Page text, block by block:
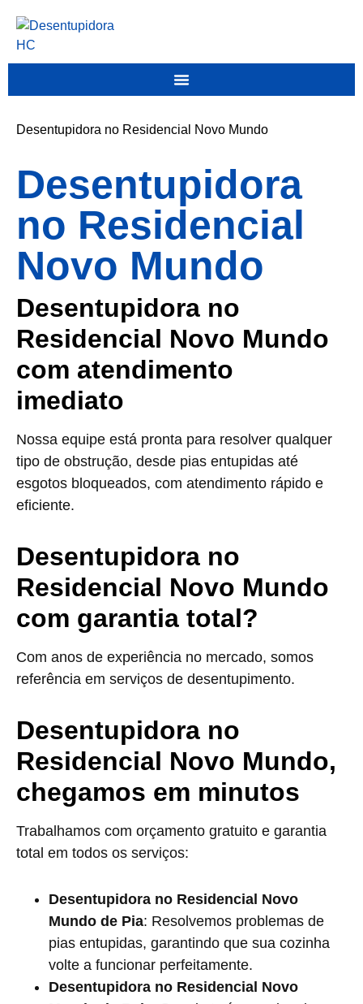
Desentupidora no Residencial Novo Mundo
Desentupidora
no Residencial
Novo Mundo
Desentupidora no
Residencial Novo Mundo
com atendimento
imediato
Nossa equipe está pronta para resolver qualquer
tipo de obstrução, desde pias entupidas até
esgotos bloqueados, com atendimento rápido e
eficiente.
Desentupidora no
Residencial Novo Mundo
com garantia total?
Com anos de experiência no mercado, somos
referência em serviços de desentupimento.
Desentupidora no
Residencial Novo Mundo,
chegamos em minutos
Trabalhamos com orçamento gratuito e garantia
total em todos os serviços:
Desentupidora no Residencial Novo
Mundo de Pia: Resolvemos problemas de
pias entupidas, garantindo que sua cozinha
volte a funcionar perfeitamente.
Desentupidora no Residencial Novo